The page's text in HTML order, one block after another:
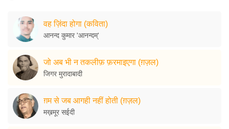
वह ज़िंदा होगा (कविता)
आनन्द कुमार 'आनन्दम्'
जो अब भी न तकलीफ़ फ़रमाइएगा (ग़ज़ल)
जिगर मुरादाबादी
ग़म से जब आगही नहीं होती (ग़ज़ल)
मख़मूर सईदी